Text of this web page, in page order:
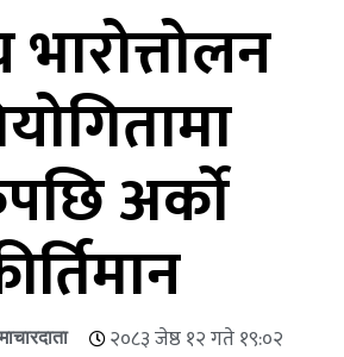
भारोत्तोलन
अर्को
२०८३ जेष्ठ १२ गते १९:०२